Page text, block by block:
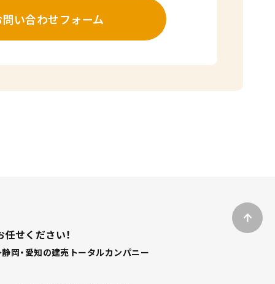
い合わせフォーム
せください！
岡・愛知の建売トータルカンパニー